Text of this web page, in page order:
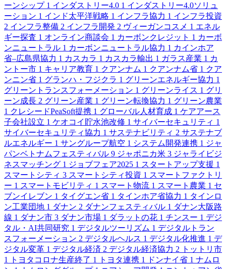
ーンシップ 1 インダストリー4.0 1 インダストリー4.0ソリュ
ーション 1 インド太平洋戦略 1 インフラ協力 1 インフラ投資
2 インフラ整備 2 インフラ開発 2 ヴィーガンコスメ 1 エネル
ギー探査 1 オンライン商談会 1 カーボンクレジット 1 カーボ
ンニュートラル 1 カーボンニュートラル協力 1 カインホア
省–広島県協力 1 カスカラ 1 カスカラ輸出 1 ガラス産業 1 カ
ントー市 1 キャリア教育 1 クアンナム 1 クアンナム省 1 クア
ンニン省 1 グランハ・フジクラ 1 グリーンエネルギー協力 1
グリーントランスフォーメーション 1 グリーンライス 1 グリ
ーン成長 2 グリーン産業 1 グリーン転換協力 1 グリーン農業
1 クレシードPeaSoft提携 1 グローバル人材育成 1 ケアアース
子会社設立 1 ケオコイ貯水池改修 1 サイバーセキュリティ 1
サイバーセキュリティ協力 1 サステナビリティ 2 サステナブ
ルエネルギー 1 サングループ航空 1 システム開発連携 1 ジャ
パンベトナムフェスティバル 9 ジャポニカ米 3 ジャライビジ
ネスマッチング 1 ジョブフェア2025 1 スタートアップ支援 1
スマートシティ 3 スマートシティ投資 1 スマートファクトリ
ー 1 スマートモビリティ 1 スマート物流 1 スマート農業 1 セ
ブンイレブン 1 タイグエン省 1 タインホア省協力 1 タインロ
ン工業団地 1 ダナン 2 ダナンフェスティバル 1 ダナン大阪路
線 1 ダナン市 3 ダナン市場 1 ダラットの花 1 チンスー 1 デジ
タル・AI共同研究 1 デジタルツーリズム 1 デジタルトラン
スフォーメーション 2 デジタルヘルス 1 デジタル化推進 1 デ
ジタル変革 1 デジタル経済 2 デジタル経済協力 2
トットリ市
1
トヨタコロナ生産終了 1 トヨタ連携 1 ドンナイ省 1 ナムロ